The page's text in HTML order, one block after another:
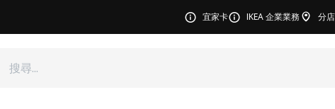
宜家卡 IKEA 企業業務 分